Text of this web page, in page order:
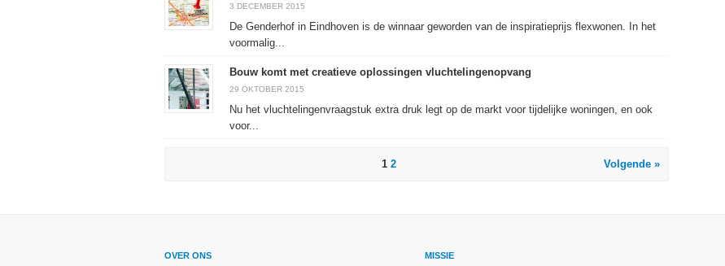
3 DECEMBER 2015
De Genderhof in Eindhoven is de winnaar geworden van de inspiratieprijs flexwonen. In het
voormalig...
Bouw komt met creatieve oplossingen vluchtelingenopvang
29 OKTOBER 2015
Nu het vluchtelingenvraagstuk extra druk legt op de markt voor tijdelijke woningen, en ook
voor...
1 2 Volgende »
OVER ONS MISSIE